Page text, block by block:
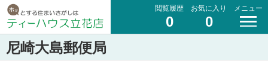
閲覧履歴
0
お気に入り
0
メニュー
尼崎大島郵便局